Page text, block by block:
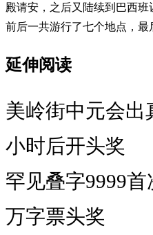
殿请安，之后又陆续到巴西班
前后一共游行了七个地点，最
延伸阅读
美岭街中元会出
小时后开头奖
罕见叠字9999首
万字票头奖